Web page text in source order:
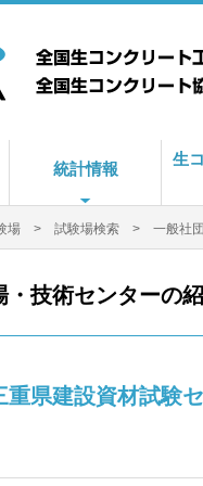
統計情報
生
場 > 試験場検索 > 一般社団
・技術センターの
重県建設資材試験